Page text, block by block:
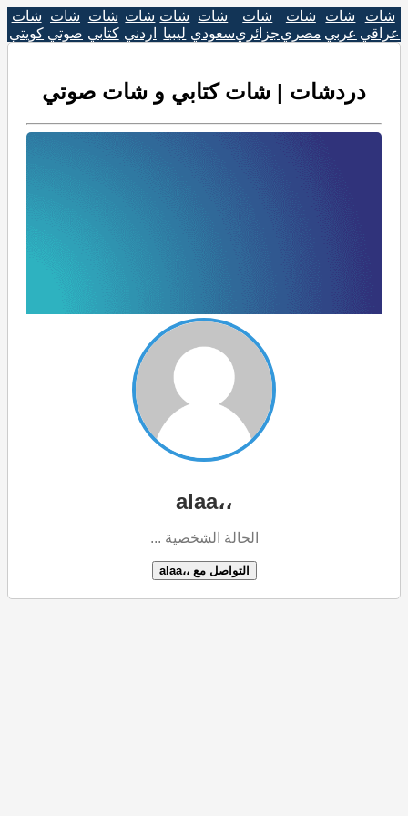
شات
عراقي
شات
عربي
شات
مصري
شات
جزائري
شات
سعودي
شات
ليبيا
شات
اردني
شات
كتابي
شات
صوتي
شات
كويتي
دردشات | شات كتابي و شات صوتي
،،alaa
الحالة الشخصية ...
التواصل مع ،،alaa